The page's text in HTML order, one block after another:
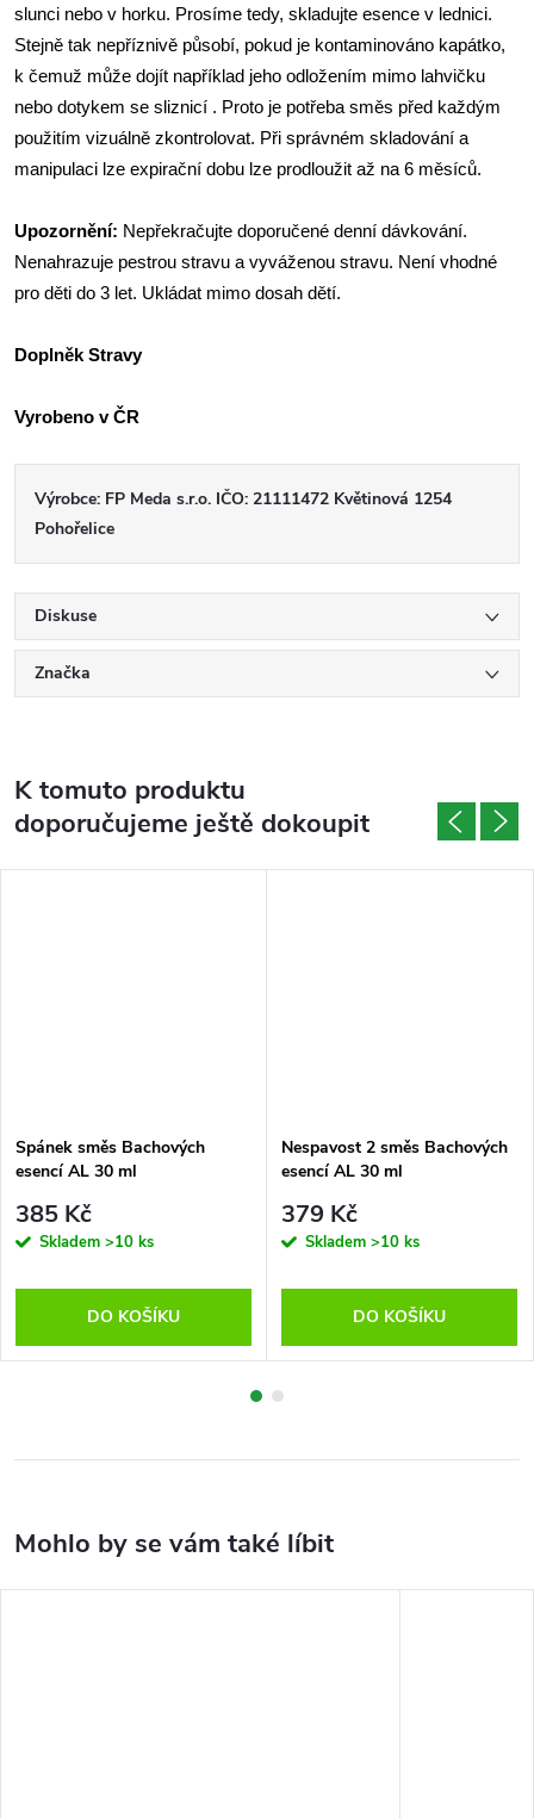
slunci nebo v horku. Prosíme tedy, skladujte esence v lednici.
Stejně tak nepříznivě působí, pokud je kontaminováno kapátko,
k čemuž může dojít například jeho odložením mimo lahvičku
nebo dotykem se sliznicí . Proto je potřeba směs před každým
použitím vizuálně zkontrolovat. Při správném skladování a
manipulaci lze expirační dobu lze prodloužit až na 6 měsíců.
Upozornění: Nepřekračujte doporučené denní dávkování.
Nenahrazuje pestrou stravu a vyváženou stravu. Není vhodné
pro děti do 3 let. Ukládat mimo dosah dětí.
Doplněk Stravy
Vyrobeno v ČR
Výrobce: FP Meda s.r.o. IČO: 21111472 Květinová 1254
Pohořelice
Diskuse
Značka
K tomuto produktu
doporučujeme ještě dokoupit
Spánek směs Bachových
esencí AL 30 ml
385 Kč
Skladem >10 ks
DO KOŠÍKU
Nespavost 2 směs Bachových
esencí AL 30 ml
379 Kč
Skladem >10 ks
DO KOŠÍKU